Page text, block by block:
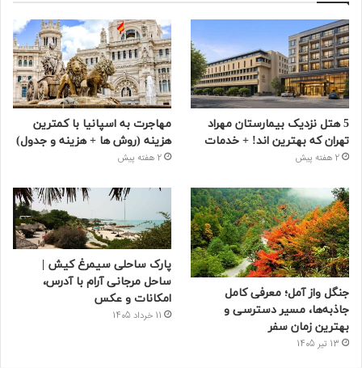
5 هتل نزدیک بیمارستان مهراد
تهران که بهترین‌ اند! + خدمات
2 هفته پیش
مهاجرت به اسپانیا با کمترین
هزینه (روش ها + هزینه و جدول)
2 هفته پیش
جنگل واز آمل؛ معرفی کامل
جاذبه‌ها، مسیر دسترسی و
بهترین زمان سفر
13 تیر 1405
پارک ساحلی سیمرغ کیش |
ساحل مرجانی آرام با آدرس،
امکانات و عکس
11 خرداد 1405